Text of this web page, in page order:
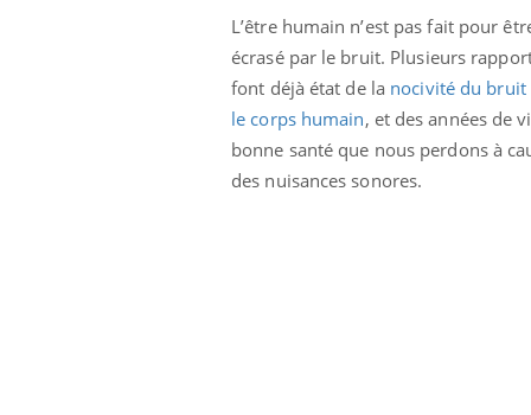
L’être humain n’est pas fait pour
écrasé par le bruit. Plusieurs
font déjà état de la nocivité du bruit
le corps humain, et des années de
bonne santé que nous perdons à
des nuisances sonores.